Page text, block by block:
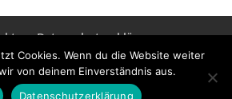
Datenschutzerklärung
Impressum
Cookies. Wenn du die Website weiter
von deinem Einverständnis aus.
Datenschutzerklärung